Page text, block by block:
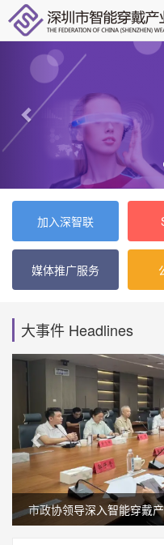
加入深智联
媒体推广服务
大事件 Headlines
市政协领导深入智能穿戴